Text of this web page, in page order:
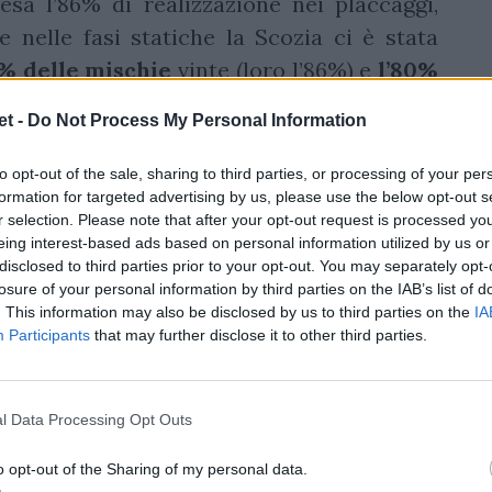
- Do Not Process My Personal Information
opt-out of the sale, sharing to third parties, or processing of your
for targeted advertising by us, please use the below opt-out
selection. Please note that after your opt-out request is processed
interest-based ads based on personal information utilized by us
to third parties prior to your opt-out. You may separately
of your personal information by third parties on the IAB’s list of
This information may also be disclosed by us to third parties on the
Participants that may further disclose it to other third parties.
Data Processing Opt Outs
opt-out of the Sharing of my personal data.
nelle fasi statiche la Scozia ci è stata
delle mischievinte (loro l’86%) el’80%
azzurro in attacco è ancora una volta
il primato nelle palle prese (19), nei
che negli offload (5). In difesa invece
Federico Zaniin 51 minuti ha fatto
neanche uno! Ecco allora le
delleSummer Nations Series.